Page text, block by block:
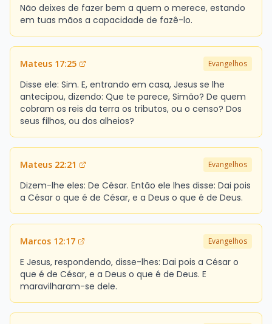
Não deixes de fazer bem a quem o merece, estando
em tuas mãos a capacidade de fazê-lo.
Mateus 17:25 Evangelhos
Disse ele: Sim. E, entrando em casa, Jesus se lhe
antecipou, dizendo: Que te parece, Simão? De quem
cobram os reis da terra os tributos, ou o censo? Dos
seus filhos, ou dos alheios?
Mateus 22:21 Evangelhos
Dizem-lhe eles: De César. Então ele lhes disse: Dai pois
a César o que é de César, e a Deus o que é de Deus.
Marcos 12:17 Evangelhos
E Jesus, respondendo, disse-lhes: Dai pois a César o
que é de César, e a Deus o que é de Deus. E
maravilharam-se dele.